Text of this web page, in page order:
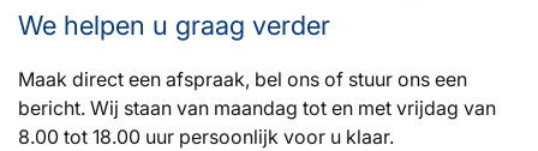
We helpen u graag verder
Maak direct een afspraak, bel ons of stuur ons een
bericht. Wij staan van maandag tot en met vrijdag van
8.00 tot 18.00 uur persoonlijk voor u klaar.